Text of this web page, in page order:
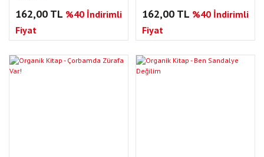
162,00 TL %40 İndirimli
Fiyat
162,00 TL %40 İndirimli
Fiyat